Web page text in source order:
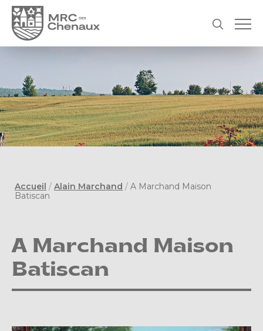
Accueil / Alain Marchand / A Marchand Maison
Batiscan
A Marchand Maison
Batiscan